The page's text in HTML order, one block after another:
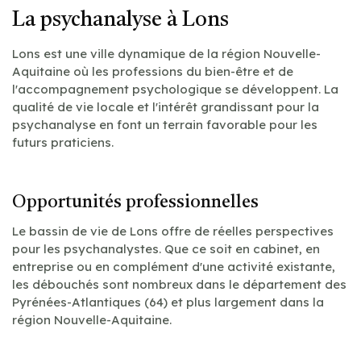
La psychanalyse à Lons
Lons est une ville dynamique de la région Nouvelle-
Aquitaine où les professions du bien-être et de
l'accompagnement psychologique se développent. La
qualité de vie locale et l'intérêt grandissant pour la
psychanalyse en font un terrain favorable pour les
futurs praticiens.
Opportunités professionnelles
Le bassin de vie de Lons offre de réelles perspectives
pour les psychanalystes. Que ce soit en cabinet, en
entreprise ou en complément d'une activité existante,
les débouchés sont nombreux dans le département des
Pyrénées-Atlantiques (64) et plus largement dans la
région Nouvelle-Aquitaine.